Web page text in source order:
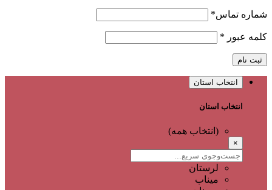
شماره تماس*
کلمه عبور *
ثبت نام
انتخاب استان
انتخاب استان
(انتخاب همه)
×
لرستان
میناب